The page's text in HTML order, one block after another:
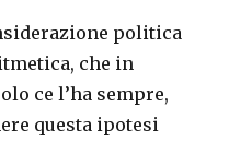
politica
che in
ce l’ha sempre,
questa ipotesi